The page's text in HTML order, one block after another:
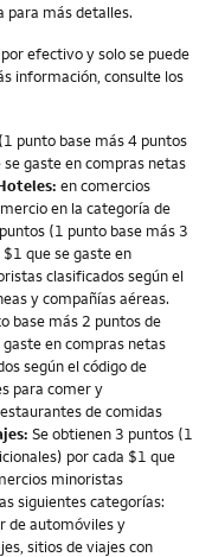
para más detalles.
efectivo y solo se puede
información, consulte los
punto base más 4 puntos
gaste en compras netas
en comercios
en la categoría de
(1 punto base más 3
que se gaste en
clasificados según el
y compañías aéreas.
base más 2 puntos de
en compras netas
según el código de
para comer y
de comidas
Se obtienen 3 puntos (1
por cada $1 que
minoristas
siguientes categorías:
de automóviles y
sitios de viajes con